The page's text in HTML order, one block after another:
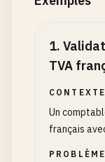
1.
TVA
CONTEXTE
Un
français
PROBLÈME